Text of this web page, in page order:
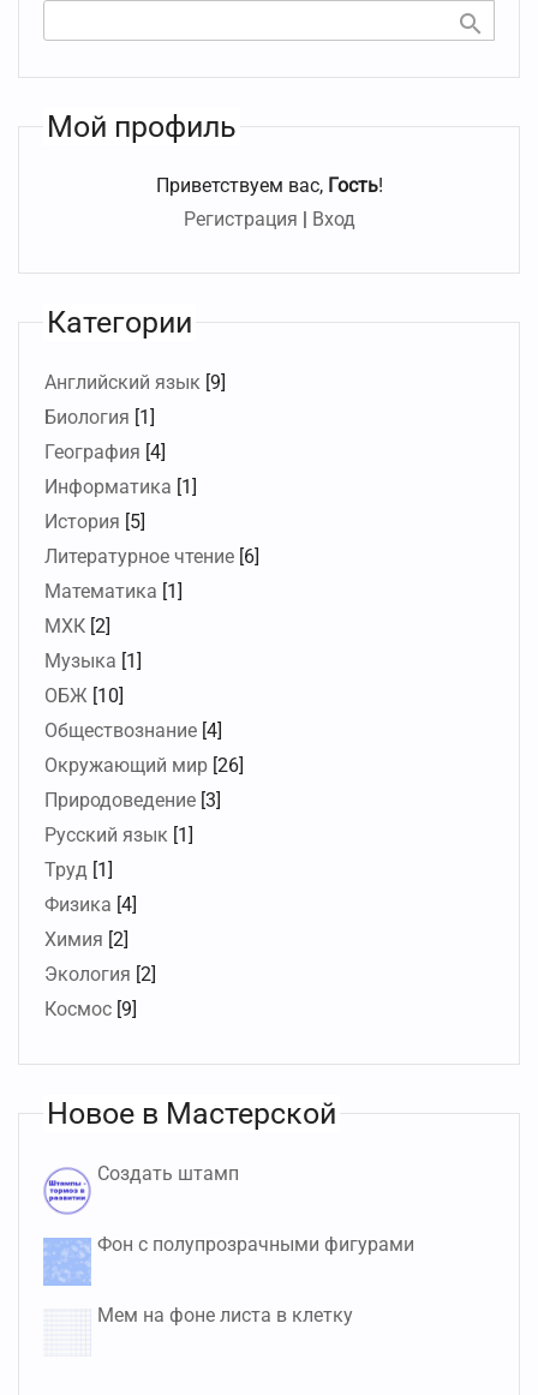
Мой профиль
Приветствуем вас, Гость!
Регистрация | Вход
Категории
Английский язык [9]
Биология [1]
География [4]
Информатика [1]
История [5]
Литературное чтение [6]
Математика [1]
МХК [2]
Музыка [1]
ОБЖ [10]
Обществознание [4]
Окружающий мир [26]
Природоведение [3]
Русский язык [1]
Труд [1]
Физика [4]
Химия [2]
Экология [2]
Космос [9]
Новое в Мастерской
Создать штамп
Фон с полупрозрачными фигурами
Мем на фоне листа в клетку